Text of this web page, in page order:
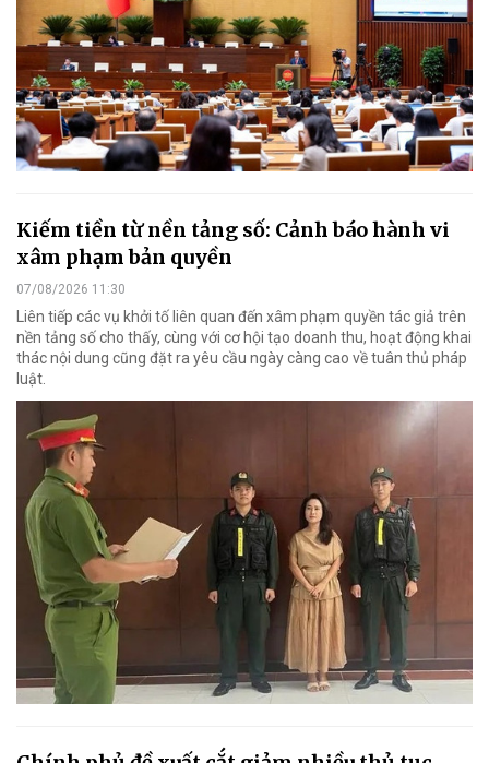
Kiếm tiền từ nền tảng số: Cảnh báo hành vi
xâm phạm bản quyền
07/08/2026 11:30
Liên tiếp các vụ khởi tố liên quan đến xâm phạm quyền tác giả trên
nền tảng số cho thấy, cùng với cơ hội tạo doanh thu, hoạt động khai
thác nội dung cũng đặt ra yêu cầu ngày càng cao về tuân thủ pháp
luật.